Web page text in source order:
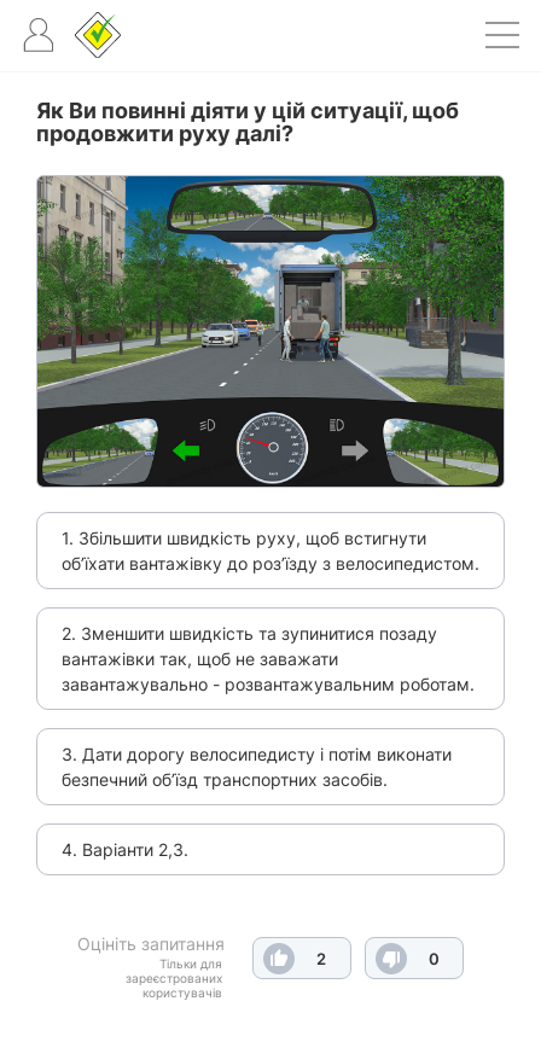
Як Ви повинні діяти у цій ситуації, щоб
продовжити руху далі?
1. Збільшити швидкість руху, щоб встигнути
об’їхати вантажівку до роз’їзду з велосипедистом.
2. Зменшити швидкість та зупинитися позаду
вантажівки так, щоб не заважати
завантажувально - розвантажувальним роботам.
3. Дати дорогу велосипедисту і потім виконати
безпечний об’їзд транспортних засобів.
4. Варіанти 2,3.
Оцініть запитання
Тільки для
зареєстрованих
користувачів
2 0